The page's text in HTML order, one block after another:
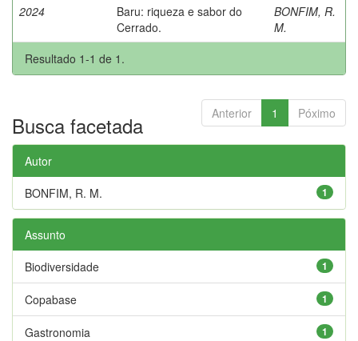
2024
Baru: riqueza e sabor do
Cerrado.
BONFIM, R.
M.
Resultado 1-1 de 1.
Anterior 1 Póximo
Busca facetada
Autor
1
BONFIM, R. M.
Assunto
1
Biodiversidade
1
Copabase
1
Gastronomia